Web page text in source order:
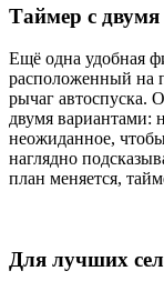
Таймер с
Ещё одна удобная
расположенный на
рычаг автоспуска.
двумя вариантами:
неожиданное,
наглядно
план меняется,
Для лучших